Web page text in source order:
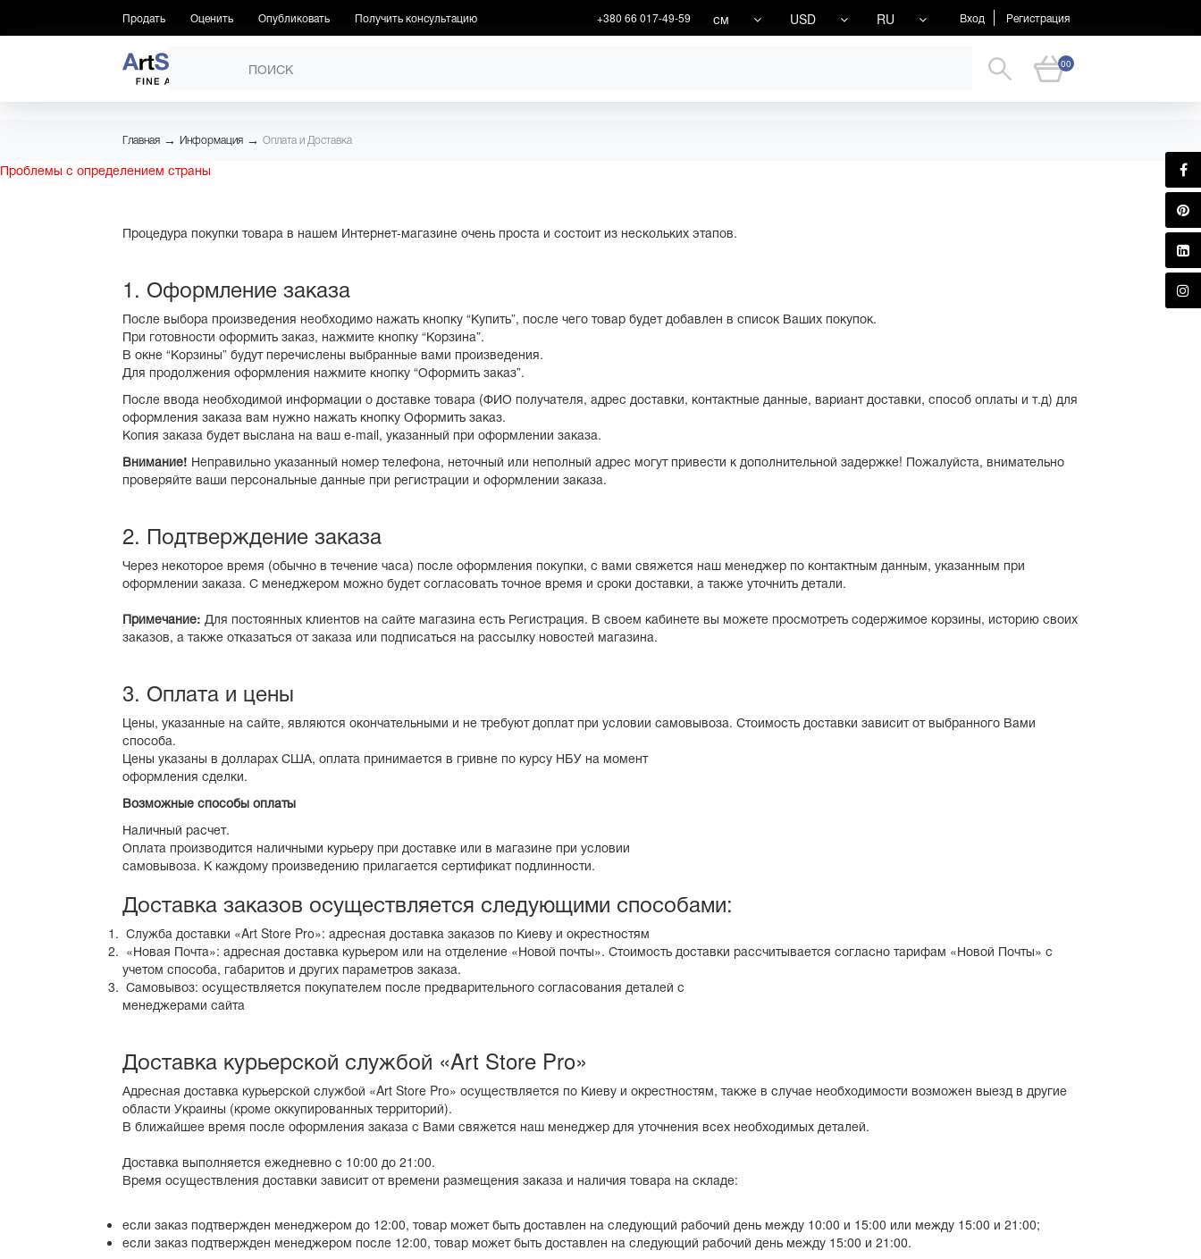
Продать Оценить Опубликовать Получить консультацию Вход Регистрация
+380 66 017-49-59 см USD RU
00
ПРОИЗВЕДЕНИЯ
Главная → Информация → Оплата и Доставка
Проблемы с определением страны
Процедура покупки товара в нашем Интернет-магазине очень проста и состоит из нескольких этапов.
1. Оформление заказа
После выбора произведения необходимо нажать кнопку “Купить”, после чего товар будет добавлен в список Ваших покупок.
При готовности оформить заказ, нажмите кнопку “Корзина”.
В окне “Корзины” будут перечислены выбранные вами произведения.
Для продолжения оформления нажмите кнопку “Оформить заказ”.
После ввода необходимой информации о доставке товара (ФИО получателя, адрес доставки, контактные данные, вариант доставки, способ оплаты и т.д) для
оформления заказа вам нужно нажать кнопку Оформить заказ.
Копия заказа будет выслана на ваш e-mail, указанный при оформлении заказа.
Внимание! Неправильно указанный номер телефона, неточный или неполный адрес могут привести к дополнительной задержке! Пожалуйста, внимательно
проверяйте ваши персональные данные при регистрации и оформлении заказа.
2. Подтверждение заказа
Через некоторое время (обычно в течение часа) после оформления покупки, с вами свяжется наш менеджер по контактным данным, указанным при
оформлении заказа. С менеджером можно будет согласовать точное время и сроки доставки, а также уточнить детали.
Примечание: Для постоянных клиентов на сайте магазина есть Регистрация. В своем кабинете вы можете просмотреть содержимое корзины, историю своих
заказов, а также отказаться от заказа или подписаться на рассылку новостей магазина.
3. Оплата и цены
Цены, указанные на сайте, являются окончательными и не требуют доплат при условии самовывоза. Стоимость доставки зависит от выбранного Вами
способа.
Цены указаны в долларах США, оплата принимается в гривне по курсу НБУ на момент
оформления сделки.
Возможные способы оплаты
Наличный расчет.
Оплата производится наличными курьеру при доставке или в магазине при условии
самовывоза. К каждому произведению прилагается сертификат подлинности.
Доставка заказов осуществляется следующими способами:
Служба доставки «Art Store Pro»: адресная доставка заказов по Киеву и окрестностям
«Новая Почта»: адресная доставка курьером или на отделение «Новой почты». Стоимость доставки рассчитывается согласно тарифам «Новой Почты» с
учетом способа, габаритов и других параметров заказа.
Самовывоз: осуществляется покупателем после предварительного согласования деталей с
менеджерами сайта
Доставка курьерской службой «Art Store Pro»
Адресная доставка курьерской службой «Art Store Pro» осуществляется по Киеву и окрестностям, также в случае необходимости возможен выезд в другие
области Украины (кроме оккупированных территорий).
В ближайшее время после оформления заказа с Вами свяжется наш менеджер для уточнения всех необходимых деталей.
Доставка выполняется ежедневно с 10:00 до 21:00.
Время осуществления доставки зависит от времени размещения заказа и наличия товара на складе:
если заказ подтвержден менеджером до 12:00, товар может быть доставлен на следующий рабочий день между 10:00 и 15:00 или между 15:00 и 21:00;
если заказ подтвержден менеджером после 12:00, товар может быть доставлен на следующий рабочий день между 15:00 и 21:00.